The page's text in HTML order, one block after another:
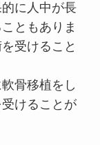
に人中が長
ともありま
受けること
骨移植をし
けることが